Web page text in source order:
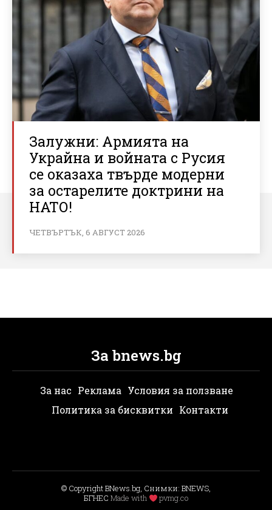
Залужни: Армията на
Украйна и войната с Русия
се оказаха твърде модерни
за остарелите доктрини на
НАТО!
ЧЕТВЪРТЪК, 6 АВГУСТ 2026
За bnews.bg
За нас Реклама Условия за ползване
Политика за бисквитки Контакти
© Copyright BNews.bg, Снимки: BNEWS,
БГНЕС Мade with pvmg.co